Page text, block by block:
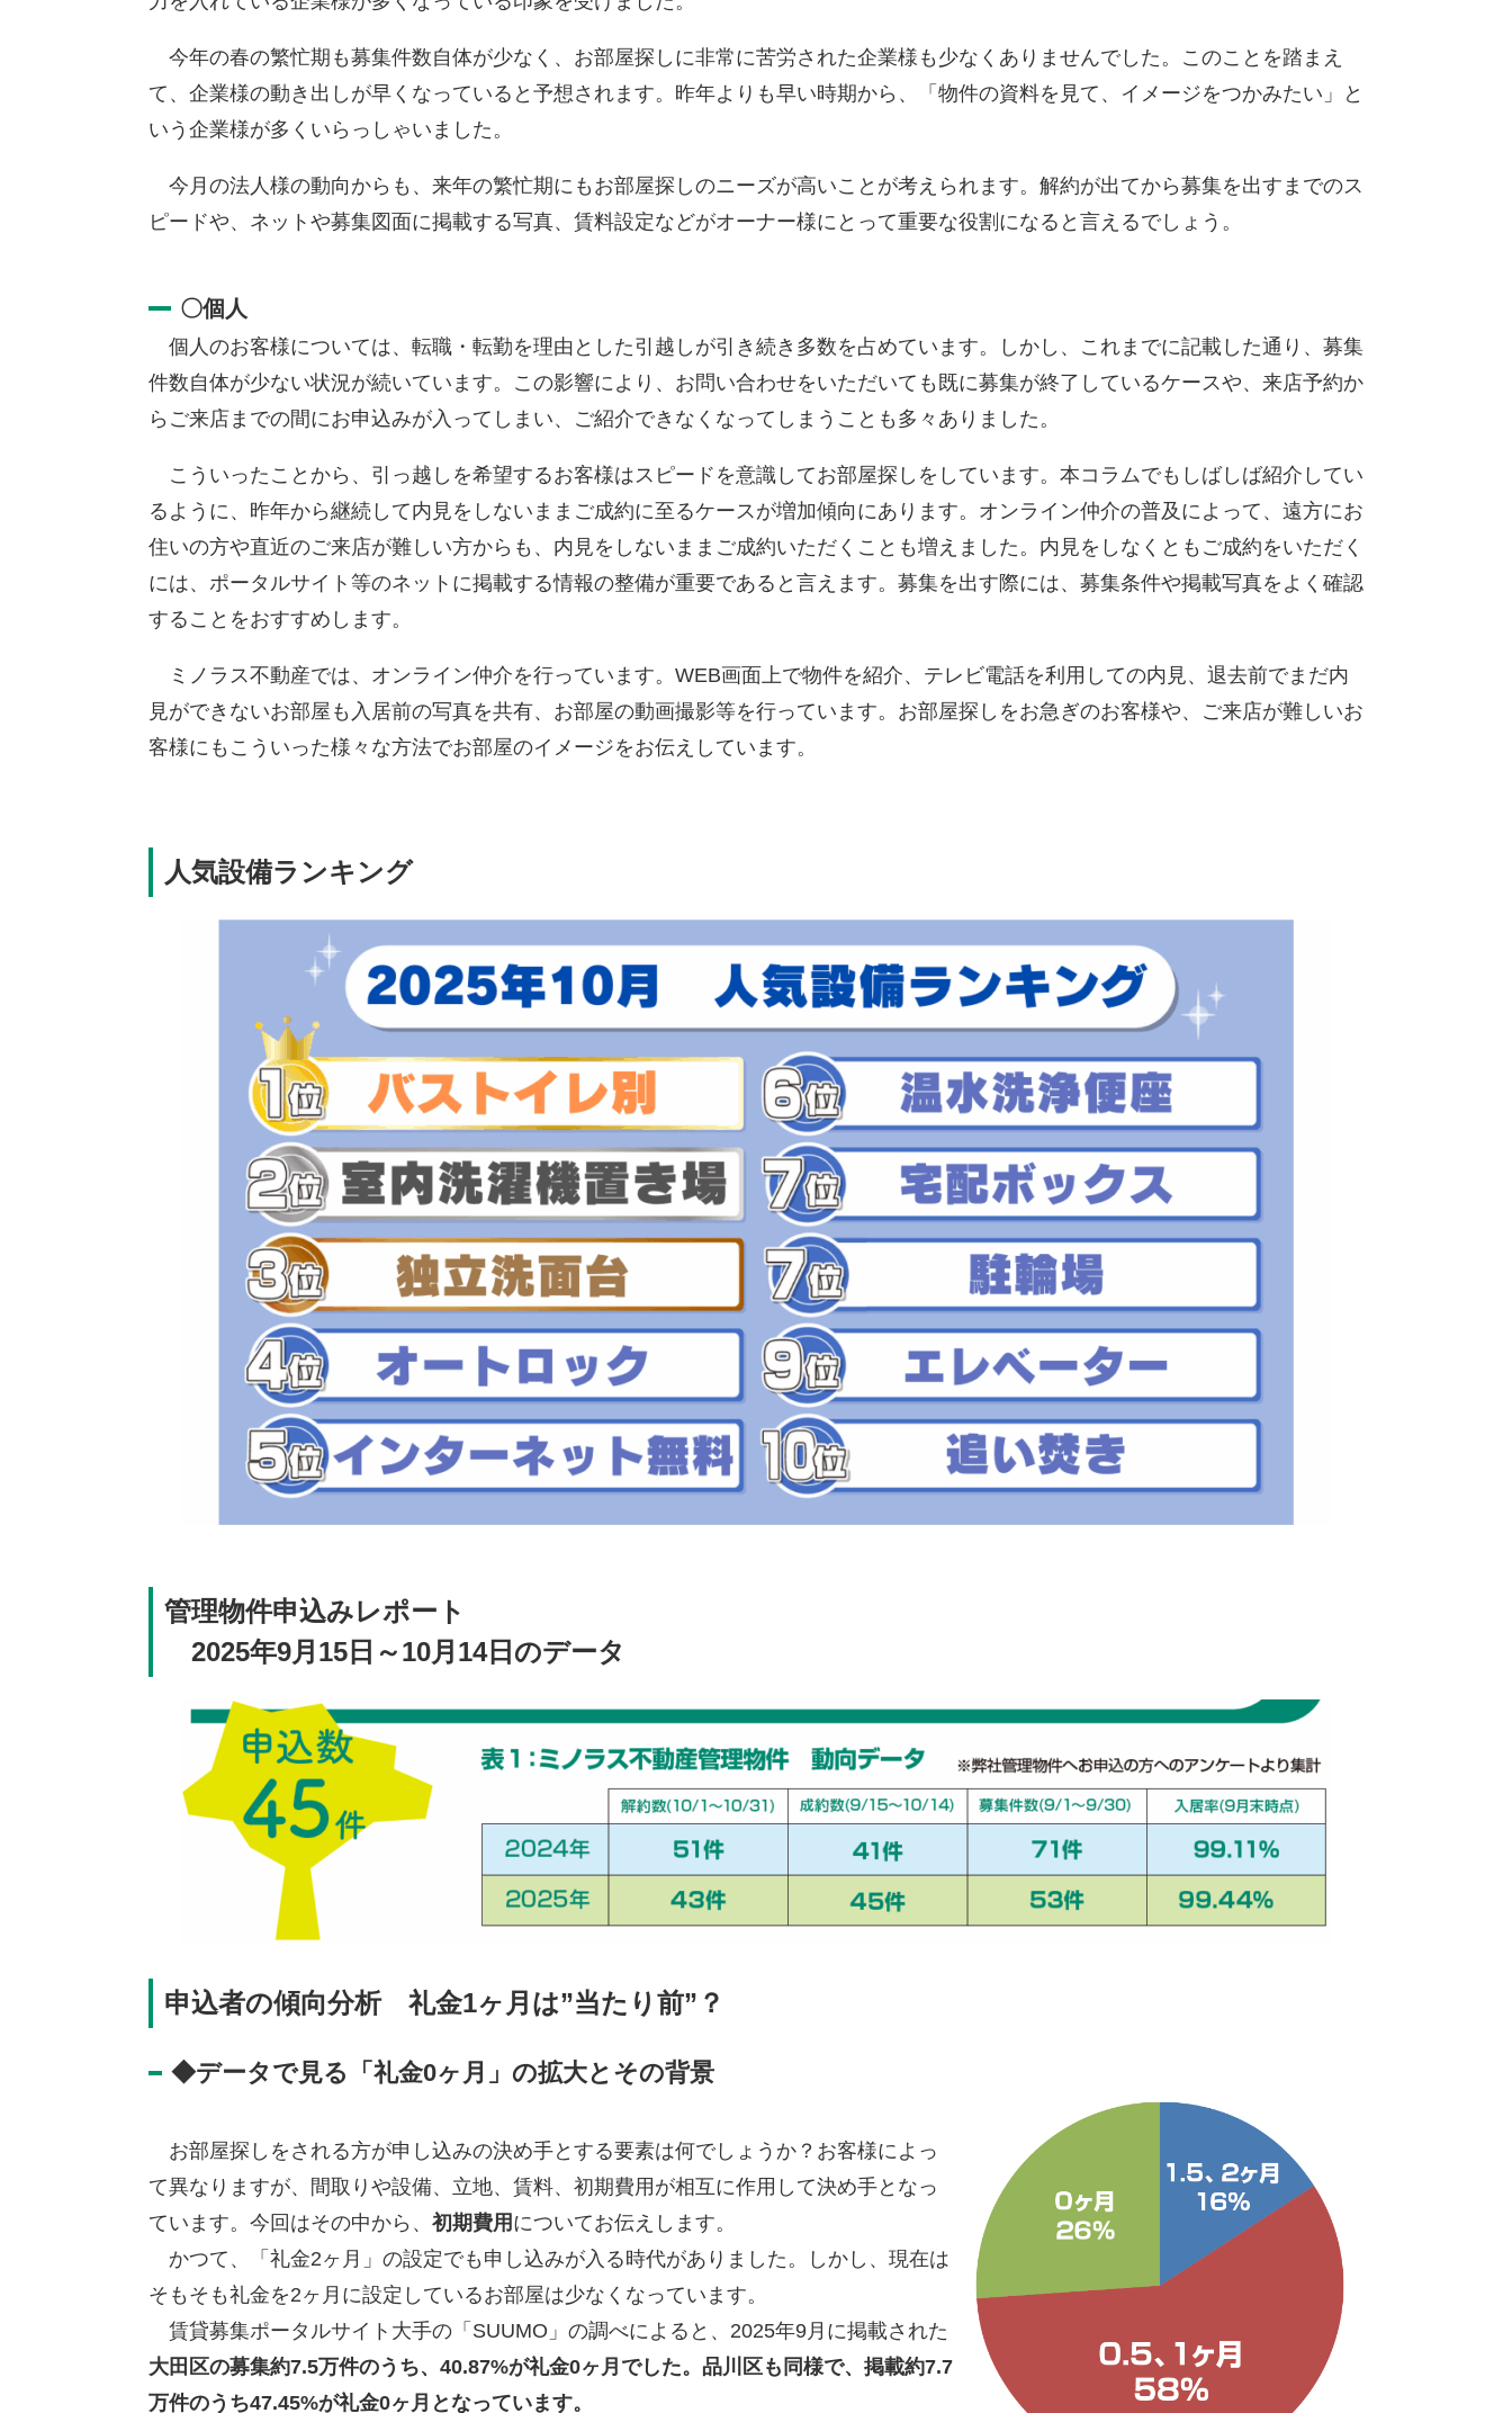
今年の春の繁忙期も募集件数自体が少なく、お部屋探しに非常に苦労された企業様も少なくありませんでした。このことを踏まえ
て、企業様の動き出しが早くなっていると予想されます。昨年よりも早い時期から、「物件の資料を見て、イメージをつかみたい」と
いう企業様が多くいらっしゃいました。
今月の法人様の動向からも、来年の繁忙期にもお部屋探しのニーズが高いことが考えられます。解約が出てから募集を出すまでのス
ピードや、ネットや募集図面に掲載する写真、賃料設定などがオーナー様にとって重要な役割になると言えるでしょう。
〇個人
個人のお客様については、転職・転勤を理由とした引越しが引き続き多数を占めています。しかし、これまでに記載した通り、募集
件数自体が少ない状況が続いています。この影響により、お問い合わせをいただいても既に募集が終了しているケースや、来店予約か
らご来店までの間にお申込みが入ってしまい、ご紹介できなくなってしまうことも多々ありました。
こういったことから、引っ越しを希望するお客様はスピードを意識してお部屋探しをしています。本コラムでもしばしば紹介してい
るように、昨年から継続して内見をしないままご成約に至るケースが増加傾向にあります。オンライン仲介の普及によって、遠方にお
住いの方や直近のご来店が難しい方からも、内見をしないままご成約いただくことも増えました。内見をしなくともご成約をいただく
には、ポータルサイト等のネットに掲載する情報の整備が重要であると言えます。募集を出す際には、募集条件や掲載写真をよく確認
することをおすすめします。
ミノラス不動産では、オンライン仲介を行っています。WEB画面上で物件を紹介、テレビ電話を利用しての内見、退去前でまだ内
見ができないお部屋も入居前の写真を共有、お部屋の動画撮影等を行っています。お部屋探しをお急ぎのお客様や、ご来店が難しいお
客様にもこういった様々な方法でお部屋のイメージをお伝えしています。
人気設備ランキング
管理物件申込みレポート
2025年9月15日～10月14日のデータ
申込者の傾向分析 礼金1ヶ月は”当たり前”？
◆データで見る「礼金0ヶ月」の拡大とその背景
お部屋探しをされる方が申し込みの決め手とする要素は何でしょうか？お客様によっ
て異なりますが、間取りや設備、立地、賃料、初期費用が相互に作用して決め手となっ
ています。今回はその中から、 初期費用 についてお伝えします。
かつて、「礼金2ヶ月」の設定でも申し込みが入る時代がありました。しかし、現在は
そもそも礼金を2ヶ月に設定しているお部屋は少なくなっています。
賃貸募集ポータルサイト大手の「SUUMO」の調べによると、2025年9月に掲載された
大田区の募集約7.5万件のうち、40.87%が礼金0ヶ月でした。品川区も同様で、掲載約7.7
万件のうち47.45%が礼金0ヶ月となっています。